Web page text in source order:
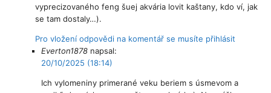
vyprecizovaného feng šuej akvária lovit kaštany, kdo ví, jak
se tam dostaly…).
Pro vložení odpovědi na komentář se musíte přihlásit
Everton1878 napsal:
20/10/2025 (18:14)
Ich vylomeniny primerané veku beriem s úsmevom a